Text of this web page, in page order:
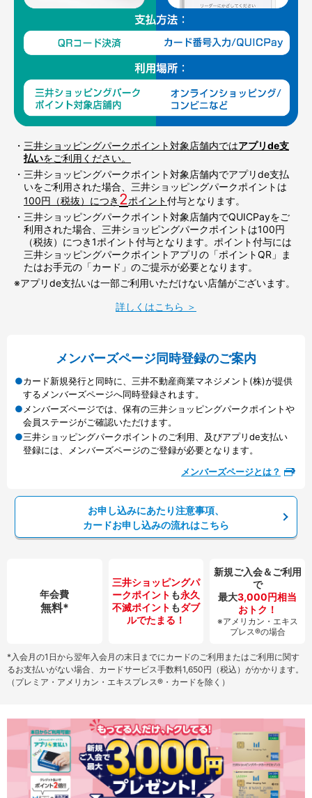
・ 三井ショッピングパークポイント対象店舗内ではアプリde支
払いをご利用ください。
・三井ショッピングパークポイント対象店舗内でアプリde支払
いをご利用された場合、三井ショッピングパークポイントは
100円（税抜）につき 2ポイント付与となります。
・三井ショッピングパークポイント対象店舗内でQUICPayをご
利用された場合、三井ショッピングパークポイントは100円
（税抜）につき1ポイント付与となります。ポイント付与には
三井ショッピングパークポイントアプリの「ポイントQR」ま
たはお手元の「カード」のご提示が必要となります。
※アプリde支払いは一部ご利用いただけない店舗がございます。
詳しくはこちら ＞
メンバーズページ同時登録のご案内
カード新規発行と同時に、三井不動産商業マネジメント(株)が提供
するメンバーズページへ同時登録されます。
メンバーズページでは、保有の三井ショッピングパークポイントや
会員ステージがご確認いただけます。
三井ショッピングパークポイントのご利用、及びアプリde支払い
登録には、メンバーズページのご登録が必要となります。
メンバーズページとは？
お申し込みにあたり注意事項、
カードお申し込みの流れはこちら
年会費
無料*
三井ショッピングパ
ークポイント も永久
不滅ポイント もダブ
ルでたまる！
新規ご入会＆ご利用
で
最大3,000円相当
おトク！
※アメリカン・エキス
プレス®の場合
*入会月の1日から翌年入会月の末日までにカードのご利用またはご利用に関す
るお支払いがない場合、カードサービス手数料1,650円（税込）がかかります。
（プレミア・アメリカン・エキスプレス®・カードを除く）